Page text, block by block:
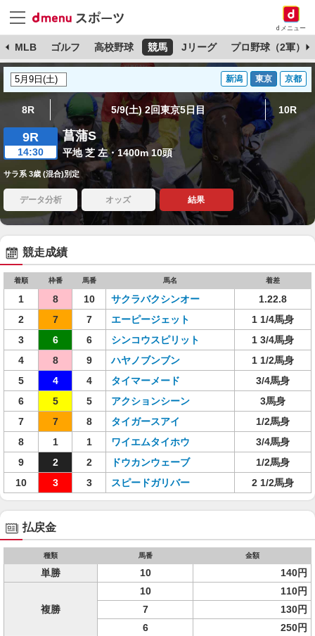
dメニュー
MLB ゴルフ 高校野球 競馬 Jリーグ プロ野球（2軍）
新潟 東京 京都
8R 5/9(土) 2回東京5日目 10R
9R
14:30
菖蒲S
平地 芝 左・1400m 10頭
サラ系 3歳 (混合)別定
データ分析 オッズ 結果
競走成績
着順 枠番 馬番 馬名 着差
1 8 10 サクラバクシンオー
1.22.8
2
7 7 エーピージェット
1 1/4馬身
3
6 6 シンコウスピリット
1 3/4馬身
4
8 9 ハヤノブンブン
1 1/2馬身
5
4 4 タイマーメード
3/4馬身
6
5 5 アクションシーン
3馬身
7
7 8 タイガースアイ
1/2馬身
8
1 1 ワイエムタイホウ
3/4馬身
9
2 2 ドウカンウェーブ
1/2馬身
10
3 3 スピードガリバー 2 1/2馬身
払戻金
種類 馬番 金額
単勝 10 140円
複勝
10
110円
7
130円
6
250円